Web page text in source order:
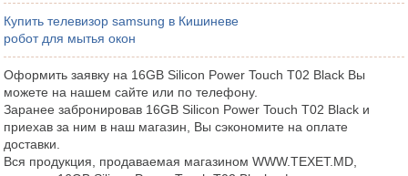
Купить телевизор samsung в Кишиневе
робот для мытья окон
Оформить заявку на 16GB Silicon Power Touch T02 Black Вы
можете на нашем сайте или по телефону.
Заранее забронировав 16GB Silicon Power Touch T02 Black и
приехав за ним в наш магазин, Вы сэкономите на оплате
доставки.
Вся продукция, продаваемая магазином WWW.TEXET.MD,